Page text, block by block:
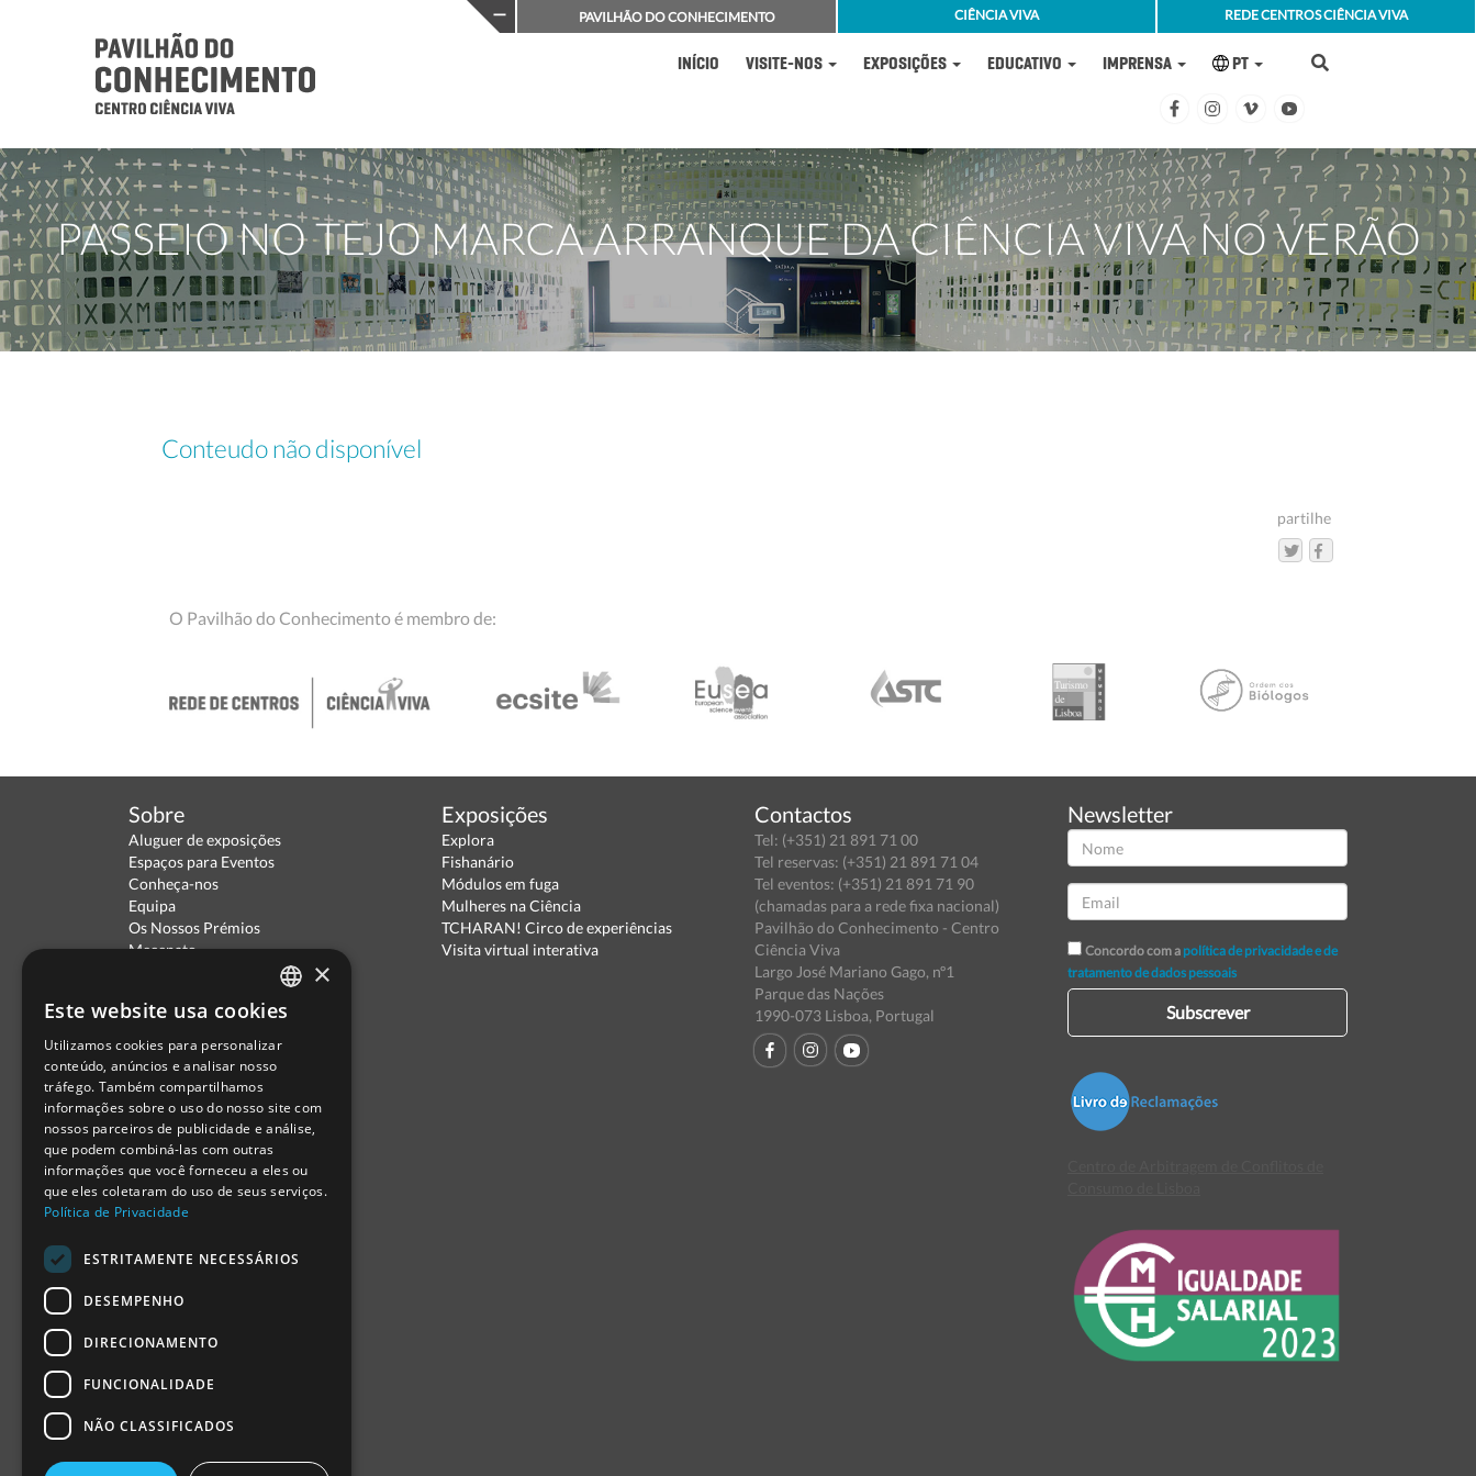
PAVILHÃO DO CONHECIMENTO CIÊNCIA VIVA REDE CENTROS CIÊNCIA VIVA
INÍCIO VISITE-NOS EXPOSIÇÕES EDUCATIVO IMPRENSA PT
PASSEIO NO TEJO MARCA ARRANQUE DA CIÊNCIA VIVA NO VERÃO
Conteudo não disponível
partilhe
O Pavilhão do Conhecimento é membro de:
Sobre
Aluguer de exposições
Espaços para Eventos
Conheça-nos
Equipa
Os Nossos Prémios
Mecenato
Termos de Utilização
Escola Ciência Viva
Contactar
Relatório Anual RCN 2024
Relatório Intercalar RCN 2025
Exposições
Explora
Fishanário
Módulos em fuga
Mulheres na Ciência
TCHARAN! Circo de experiências
Visita virtual interativa
Contactos
Tel: (+351) 21 891 71 00
Tel reservas: (+351) 21 891 71 04
Tel eventos: (+351) 21 891 71 90
(chamadas para a rede fixa nacional)
Pavilhão do Conhecimento - Centro
Ciência Viva
Largo José Mariano Gago, nº1
Parque das Nações
1990-073 Lisboa, Portugal
Newsletter
Concordo com a política de privacidade e de
tratamento de dados pessoais
Subscrever
PORTUGUESE
ENGLISH
SPANISH
×
Este website usa cookies
Utilizamos cookies para personalizar
conteúdo, anúncios e analisar nosso
tráfego. Também compartilhamos
informações sobre o uso do nosso site com
nossos parceiros de publicidade e análise,
que podem combiná-las com outras
informações que você forneceu a eles ou
que eles coletaram do uso de seus serviços.
Política de Privacidade
ESTRITAMENTE NECESSÁRIOS
DESEMPENHO
DIRECIONAMENTO
FUNCIONALIDADE
NÃO CLASSIFICADOS